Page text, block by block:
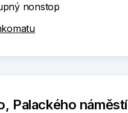
nonstop
Palackého náměstí